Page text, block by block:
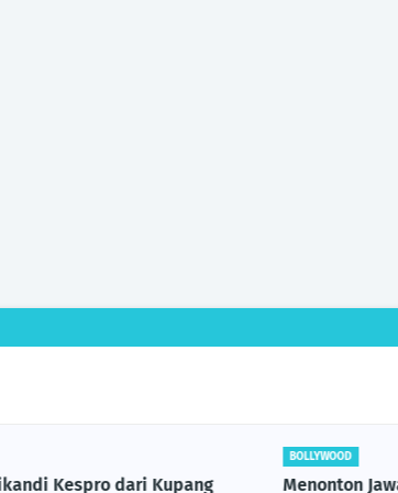
Kespro dari Kupang
BOLLYWOOD
Menonton